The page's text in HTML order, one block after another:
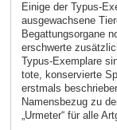
Einige der Typus-
ausgewachsene
Begattungsorgane
erschwerte
Typus-Exemplare
tote, konservierte
erstmals
Namensbezug zu
„Urmeter“ für alle